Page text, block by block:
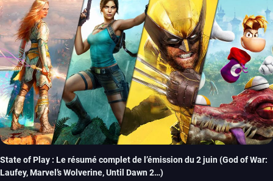
State of Play : Le résumé complet de l’émission du 2 juin (God of War:
Laufey, Marvel’s Wolverine, Until Dawn 2…)